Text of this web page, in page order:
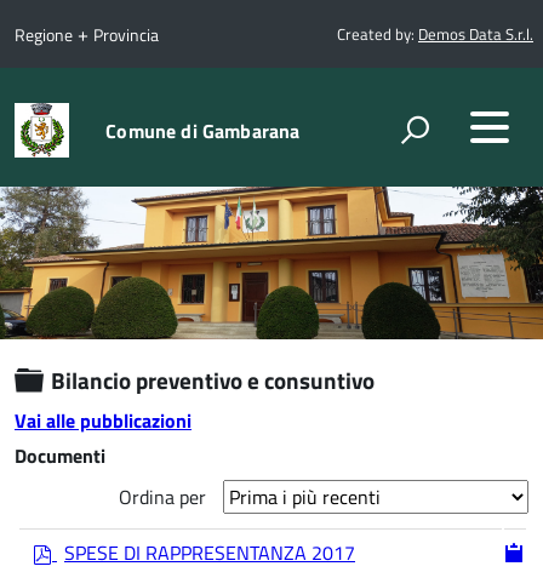
Regione + Provincia Created by: Demos Data S.r.l.
Comune di Gambarana
Cartella
Bilancio preventivo e consuntivo
Vai alle pubblicazioni
Documenti
Ordina per
pSPESE DI RAPPRESENTANZA 2017